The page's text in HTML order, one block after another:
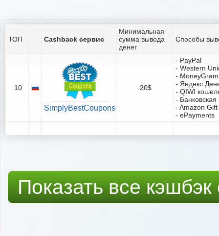
ТОП Cashback сервис
Минимальная
сумма вывода
денег
Способы
10
SimplyBestCoupons
20$
- PayPal
- Western
- MoneyGram
-
- QIWI
-
- Amazon
- ePayments
Показать все